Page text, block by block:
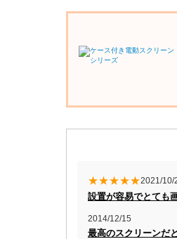
★★★★★2021/10/
設置が容易でとても
2014/12/15
最高のスクリーンだ